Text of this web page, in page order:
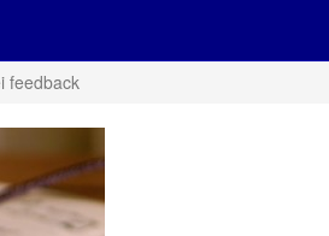
feedback